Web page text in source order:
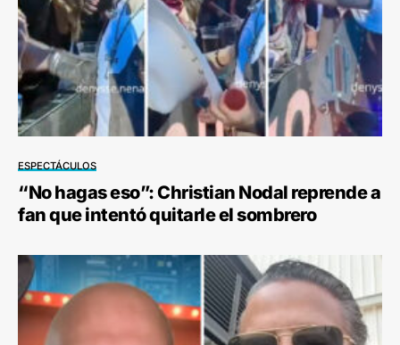
ESPECTÁCULOS
“No hagas eso”: Christian Nodal reprende a
fan que intentó quitarle el sombrero